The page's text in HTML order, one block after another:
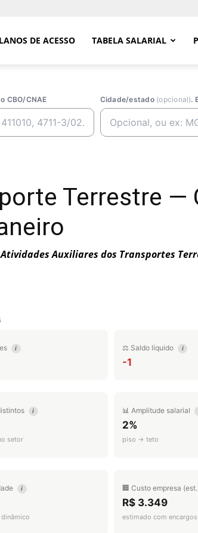
DE ACESSO TABELA SALARIAL
CBO/CNAE Cidade/estado (opcional).
Terrestre —
Auxiliares dos Transportes
i ⚖️ Saldo líquido i
-1
i
setor
📊 Amplitude salarial
2%
piso → teto
i 🏢 Custo empresa
R$ 3.349
estimado com encargos